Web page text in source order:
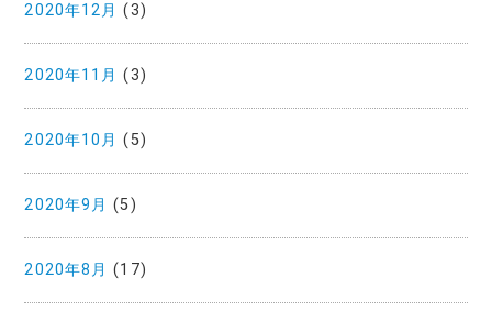
2020年12月 (3)
2020年11月 (3)
2020年10月 (5)
2020年9月 (5)
2020年8月 (17)